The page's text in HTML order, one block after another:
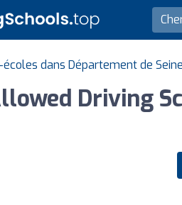
dans Département de
Driving